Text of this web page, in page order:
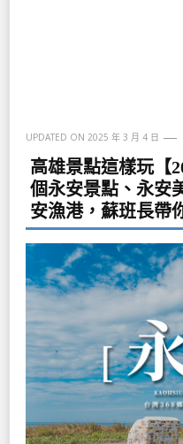
UPDATED ON 2025 年 3 月 4 日
高雄景點這樣玩【
個永安景點、永安
安漁港，蘇班長帶